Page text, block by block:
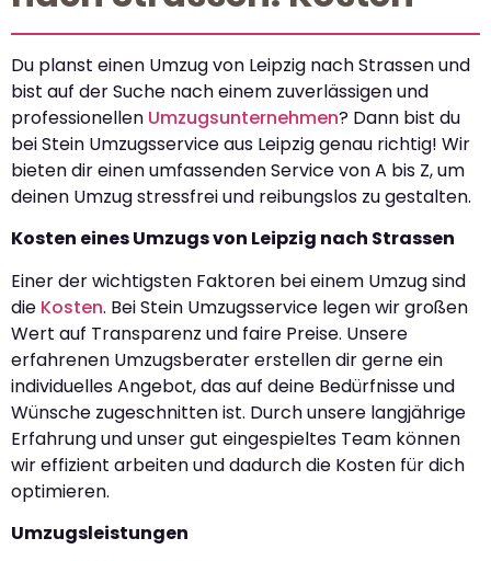
Du planst einen Umzug von Leipzig nach Strassen und
bist auf der Suche nach einem zuverlässigen und
professionellen Umzugsunternehmen? Dann bist du
bei Stein Umzugsservice aus Leipzig genau richtig! Wir
bieten dir einen umfassenden Service von A bis Z, um
deinen Umzug stressfrei und reibungslos zu gestalten.
Kosten eines Umzugs von Leipzig nach Strassen
Einer der wichtigsten Faktoren bei einem Umzug sind
die Kosten. Bei Stein Umzugsservice legen wir großen
Wert auf Transparenz und faire Preise. Unsere
erfahrenen Umzugsberater erstellen dir gerne ein
individuelles Angebot, das auf deine Bedürfnisse und
Wünsche zugeschnitten ist. Durch unsere langjährige
Erfahrung und unser gut eingespieltes Team können
wir effizient arbeiten und dadurch die Kosten für dich
optimieren.
Umzugsleistungen